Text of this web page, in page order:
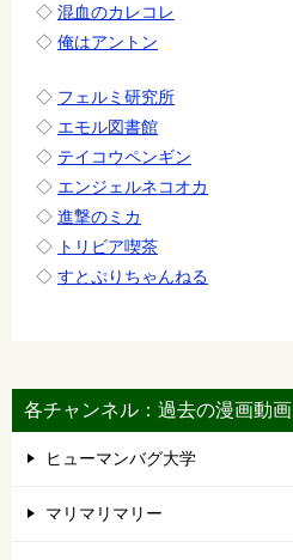
◇ 混血のカレコレ
◇ 俺はアントン
◇ フェルミ研究所
◇ エモル図書館
◇ テイコウペンギン
◇ エンジェルネコオカ
◇ 進撃のミカ
◇ トリビア喫茶
◇ すとぷりちゃんねる
各チャンネル：過去の漫画動画
ヒューマンバグ大学
マリマリマリー